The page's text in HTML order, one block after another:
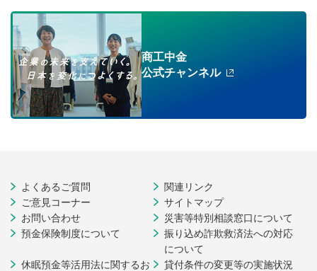
商工中金
公式チャンネル
よくあるご質問
関連リンク
ご意見コーナー
サイトマップ
お問い合わせ
災害等特別相談窓口について
預金保険制度について
振り込め詐欺救済法への対応
について
休眠預金等活用法に関するお
貸付条件の変更等の実施状況